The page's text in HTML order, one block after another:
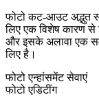
फोटो कट-आउट अद्भुत
लिए एक विशेष कारण से
और इसके अलावा एक
लिए है।
फोटो एन्हांसमेंट सेवाएं
फोटो एडिटींग